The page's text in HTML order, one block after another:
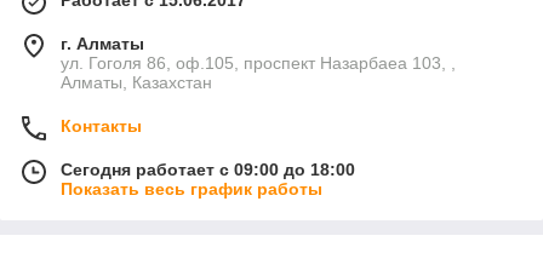
г. Алматы
ул. Гоголя 86, оф.105, проспект Назарбаеа 103, ,
Алматы, Казахстан
Контакты
Сегодня работает с 09:00 до 18:00
Показать весь график работы